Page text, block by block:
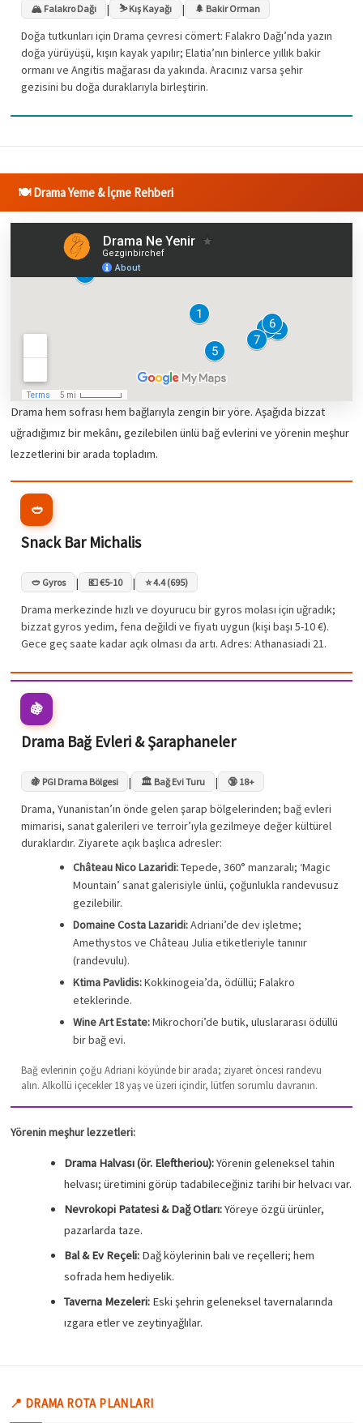
🏔️ Falakro Dağı | ⛷️ Kış Kayağı | 🌲 Bakir Orman
Doğa tutkunları için Drama çevresi cömert: Falakro Dağı’nda yazın
doğa yürüyüşü, kışın kayak yapılır; Elatia’nın binlerce yıllık bakir
ormanı ve Angitis mağarası da yakında. Aracınız varsa şehir
gezisini bu doğa duraklarıyla birleştirin.
🍽️ Drama Yeme & İçme Rehberi
Drama hem sofrası hem bağlarıyla zengin bir yöre. Aşağıda bizzat
uğradığımız bir mekânı, gezilebilen ünlü bağ evlerini ve yörenin meşhur
lezzetlerini bir arada topladım.
🥙
Snack Bar Michalis
🥙 Gyros | 💶 €5-10 | ⭐ 4.4 (695)
Drama merkezinde hızlı ve doyurucu bir gyros molası için uğradık;
bizzat gyros yedim, fena değildi ve fiyatı uygun (kişi başı 5-10 €).
Gece geç saate kadar açık olması da artı. Adres: Athanasiadi 21.
🍇
Drama Bağ Evleri & Şaraphaneler
🍇 PGI Drama Bölgesi | 🏛️ Bağ Evi Turu | 🔞 18+
Drama, Yunanistan’ın önde gelen şarap bölgelerinden; bağ evleri
mimarisi, sanat galerileri ve terroir’ıyla gezilmeye değer kültürel
duraklardır. Ziyarete açık başlıca adresler:
Château Nico Lazaridi:Tepede, 360° manzaralı; ‘Magic
Mountain’ sanat galerisiyle ünlü, çoğunlukla randevusuz
gezilebilir.
Domaine Costa Lazaridi:Adriani’de dev işletme;
Amethystos ve Château Julia etiketleriyle tanınır
(randevulu).
Ktima Pavlidis:Kokkinogeia’da, ödüllü; Falakro
eteklerinde.
Wine Art Estate:Mikrochori’de butik, uluslararası ödüllü
bir bağ evi.
Bağ evlerinin çoğu Adriani köyünde bir arada; ziyaret öncesi randevu
alın. Alkollü içecekler 18 yaş ve üzeri içindir, lütfen sorumlu davranın.
Yörenin meşhur lezzetleri:
Drama Halvası (ör. Eleftheriou):Yörenin geleneksel tahin
helvası; üretimini görüp tadabileceğiniz tarihi bir helvacı var.
Nevrokopi Patatesi & Dağ Otları:Yöreye özgü ürünler,
pazarlarda taze.
Bal & Ev Reçeli:Dağ köylerinin balı ve reçelleri; hem
sofrada hem hediyelik.
Taverna Mezeleri:Eski şehrin geleneksel tavernalarında
ızgara etler ve zeytinyağlılar.
📍 DRAMA ROTA PLANLARI